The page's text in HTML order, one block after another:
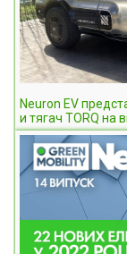
Neuron EV
и тягач TORQ на